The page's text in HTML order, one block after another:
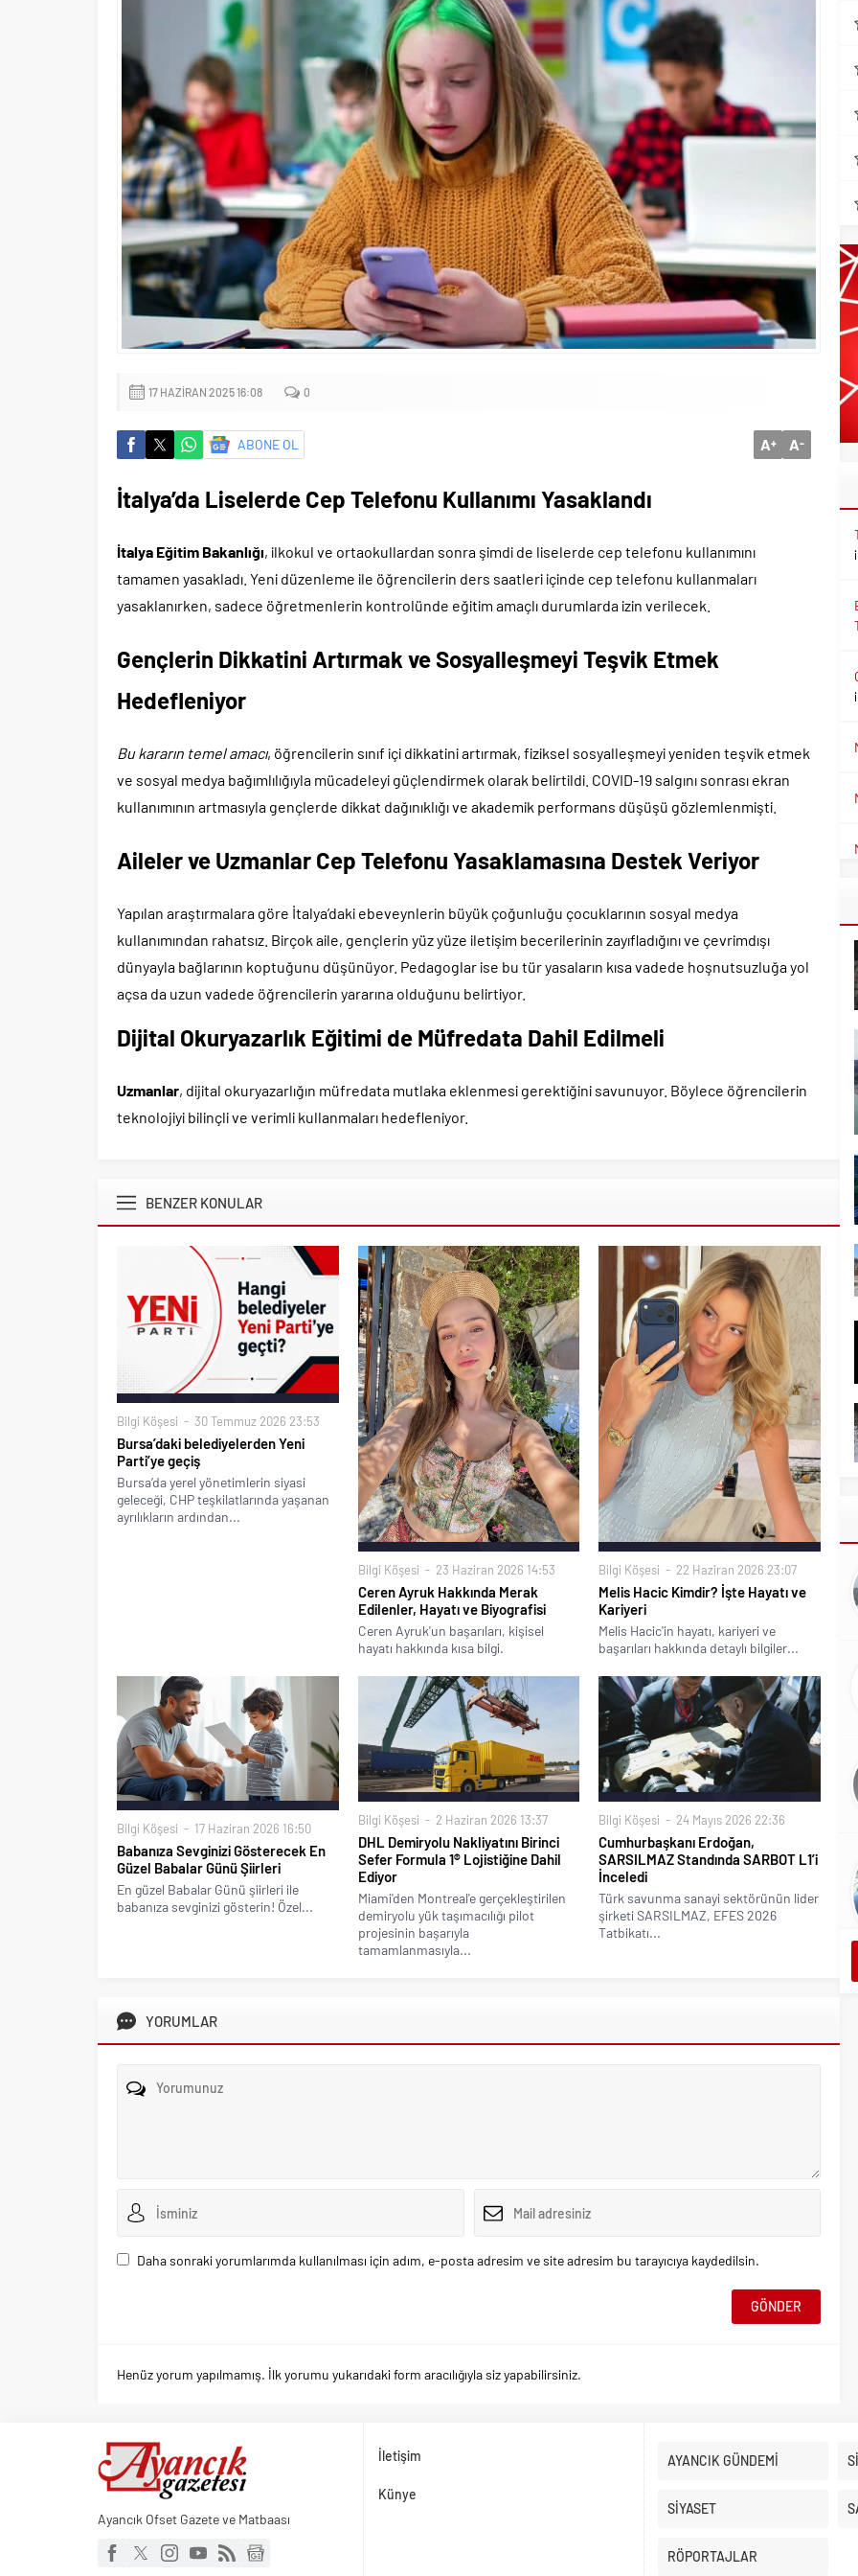
17 HAZIRAN 2025 16:08 0
ABONE OL A+ A-
İtalya’da Liselerde Cep Telefonu Kullanımı Yasaklandı
İtalya Eğitim Bakanlığı, ilkokul ve ortaokullardan sonra şimdi de liselerde cep telefonu kullanımını
tamamen yasakladı. Yeni düzenleme ile öğrencilerin ders saatleri içinde cep telefonu kullanmaları
yasaklanırken, sadece öğretmenlerin kontrolünde eğitim amaçlı durumlarda izin verilecek.
Gençlerin Dikkatini Artırmak ve Sosyalleşmeyi Teşvik Etmek
Hedefleniyor
Bu kararın temel amacı, öğrencilerin sınıf içi dikkatini artırmak, fiziksel sosyalleşmeyi yeniden teşvik etmek
ve sosyal medya bağımlılığıyla mücadeleyi güçlendirmek olarak belirtildi. COVID-19 salgını sonrası ekran
kullanımının artmasıyla gençlerde dikkat dağınıklığı ve akademik performans düşüşü gözlemlenmişti.
Aileler ve Uzmanlar Cep Telefonu Yasaklamasına Destek Veriyor
Yapılan araştırmalara göre İtalya’daki ebeveynlerin büyük çoğunluğu çocuklarının sosyal medya
kullanımından rahatsız. Birçok aile, gençlerin yüz yüze iletişim becerilerinin zayıfladığını ve çevrimdışı
dünyayla bağlarının koptuğunu düşünüyor. Pedagoglar ise bu tür yasaların kısa vadede hoşnutsuzluğa yol
açsa da uzun vadede öğrencilerin yararına olduğunu belirtiyor.
Dijital Okuryazarlık Eğitimi de Müfredata Dahil Edilmeli
Uzmanlar, dijital okuryazarlığın müfredata mutlaka eklenmesi gerektiğini savunuyor. Böylece öğrencilerin
teknolojiyi bilinçli ve verimli kullanmaları hedefleniyor.
BENZER KONULAR
Bilgi Köşesi 30 Temmuz 2026 23:53
Bursa’daki belediyelerden Yeni
Parti’ye geçiş
Bursa’da yerel yönetimlerin siyasi
geleceği, CHP teşkilatlarında yaşanan
ayrılıkların ardından...
Bilgi Köşesi 23 Haziran 2026 14:53
Ceren Ayruk Hakkında Merak
Edilenler, Hayatı ve Biyografisi
Ceren Ayruk'un başarıları, kişisel
hayatı hakkında kısa bilgi.
Bilgi Köşesi 22 Haziran 2026 23:07
Melis Hacic Kimdir? İşte Hayatı ve
Kariyeri
Melis Hacic'in hayatı, kariyeri ve
başarıları hakkında detaylı bilgiler...
Bilgi Köşesi 17 Haziran 2026 16:50
Babanıza Sevginizi Gösterecek En
Güzel Babalar Günü Şiirleri
En güzel Babalar Günü şiirleri ile
babanıza sevginizi gösterin! Özel...
Bilgi Köşesi 2 Haziran 2026 13:37
DHL Demiryolu Nakliyatını Birinci
Sefer Formula 1® Lojistiğine Dahil
Ediyor
Miami'den Montreal'e gerçekleştirilen
demiryolu yük taşımacılığı pilot
projesinin başarıyla
tamamlanmasıyla...
Bilgi Köşesi 24 Mayıs 2026 22:36
Cumhurbaşkanı Erdoğan,
SARSILMAZ Standında SARBOT L1’i
İnceledi
Türk savunma sanayi sektörünün lider
şirketi SARSILMAZ, EFES 2026
Tatbikatı...
YORUMLAR
Daha sonraki yorumlarımda kullanılması için adım, e-posta adresim ve site adresim bu tarayıcıya kaydedilsin.
Henüz yorum yapılmamış. İlk yorumu yukarıdaki form aracılığıyla siz yapabilirsiniz.
Ayancık Ofset Gazete ve Matbaası
İletişim
Künye
AYANCIK GÜNDEMİ
SİYASET
RÖPORTAJLAR